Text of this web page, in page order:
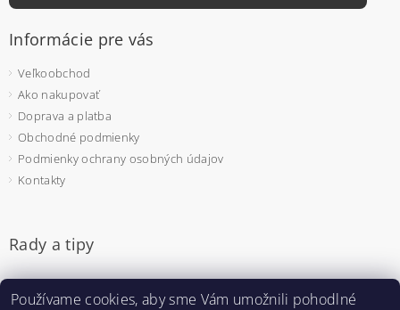
Informácie pre vás
Veľkoobchod
Ako nakupovať
Doprava a platba
Obchodné podmienky
Podmienky ochrany osobných údajov
Kontakty
Rady a tipy
Používame cookies, aby sme Vám umožnili pohodlné